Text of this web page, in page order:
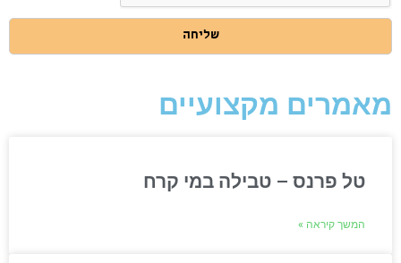
שליחה
מאמרים מקצועיים
טל פרנס – טבילה במי קרח
המשך קיראה »